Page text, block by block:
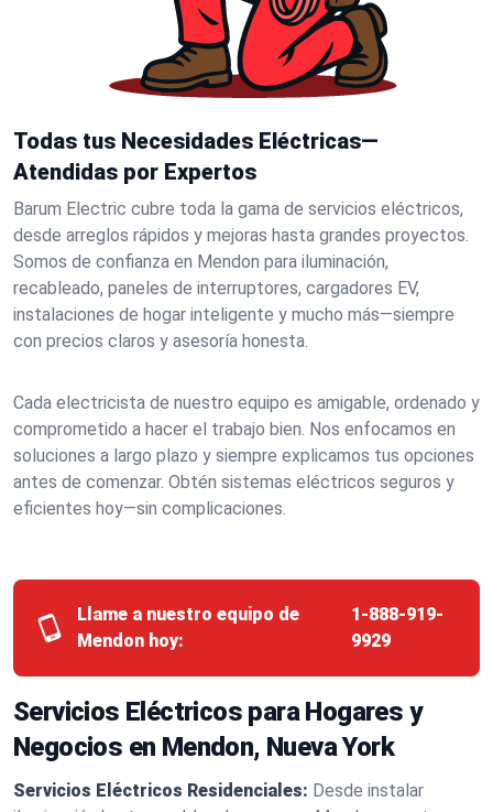
Todas tus Necesidades Eléctricas—
Atendidas por Expertos
Barum Electric cubre toda la gama de servicios eléctricos,
desde arreglos rápidos y mejoras hasta grandes proyectos.
Somos de confianza en Mendon para iluminación,
recableado, paneles de interruptores, cargadores EV,
instalaciones de hogar inteligente y mucho más—siempre
con precios claros y asesoría honesta.
Cada electricista de nuestro equipo es amigable, ordenado y
comprometido a hacer el trabajo bien. Nos enfocamos en
soluciones a largo plazo y siempre explicamos tus opciones
antes de comenzar. Obtén sistemas eléctricos seguros y
eficientes hoy—sin complicaciones.
Llame a nuestro equipo de
Mendon hoy:
1-888-919-
9929
Servicios Eléctricos para Hogares y
Negocios en Mendon, Nueva York
Servicios Eléctricos Residenciales: Desde instalar